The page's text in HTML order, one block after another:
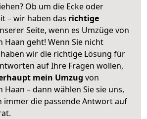
Ob um die Ecke oder
– wir haben das richtige
Seite, wenn es Umzüge von
Haan geht! Wenn Sie nicht
wir die richtige Lösung für
auf Ihre Fragen wollen,
mein Umzug von
– dann wählen Sie sie uns,
immer die passende Antwort auf